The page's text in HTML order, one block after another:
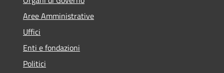
Aree Amministrative
Uffici
Enti e fondazioni
Politici